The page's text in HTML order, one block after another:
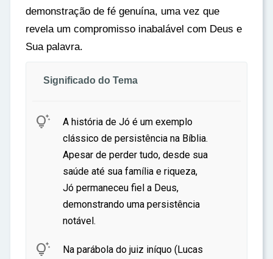
demonstração de fé genuína, uma vez que
revela um compromisso inabalável com Deus e
Sua palavra.
Significado do Tema

A história de Jó é um exemplo
clássico de persistência na Bíblia.
Apesar de perder tudo, desde sua
saúde até sua família e riqueza,
Jó permaneceu fiel a Deus,
demonstrando uma persistência
notável.

Na parábola do juiz iníquo (Lucas